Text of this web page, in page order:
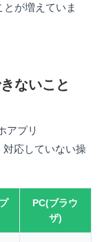
が増えていま
ないこと
アプリ
応していない操
PC(ブラウ
ザ)